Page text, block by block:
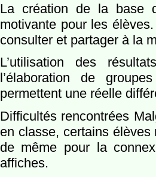
La création de la base
motivante pour les
consulter et partager à la
L’utilisation des
l’élaboration de
permettent une réelle
Difficultés rencontrées
en classe, certains
de même pour la
affiches.